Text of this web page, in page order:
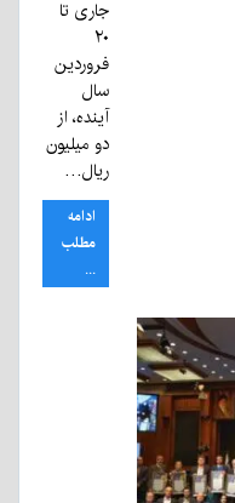
جاری تا
۲۰
فروردین
سال
آینده، از
دو میلیون
ریال…
ادامه
مطلب
...